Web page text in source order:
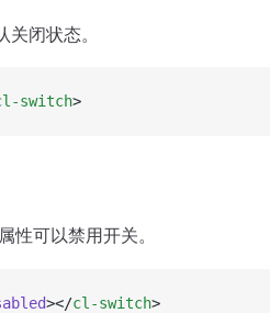
闭状态。
switch>
属性可以禁用开关。
></cl-switch>